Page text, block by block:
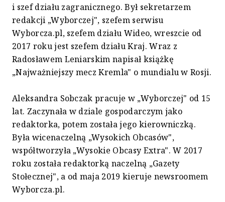
i szef działu zagranicznego. Był sekretarzem
redakcji „Wyborczej", szefem serwisu
Wyborcza.pl, szefem działu Wideo, wreszcie od
2017 roku jest szefem działu Kraj. Wraz z
Radosławem Leniarskim napisał książkę
„Najważniejszy mecz Kremla" o mundialu w Rosji.
Aleksandra Sobczak pracuje w „Wyborczej" od 15
lat. Zaczynała w dziale gospodarczym jako
redaktorka, potem została jego kierowniczką.
Była wicenaczelną „Wysokich Obcasów",
współtworzyła „Wysokie Obcasy Extra". W 2017
roku została redaktorką naczelną „Gazety
Stołecznej", a od maja 2019 kieruje newsroomem
Wyborcza.pl.